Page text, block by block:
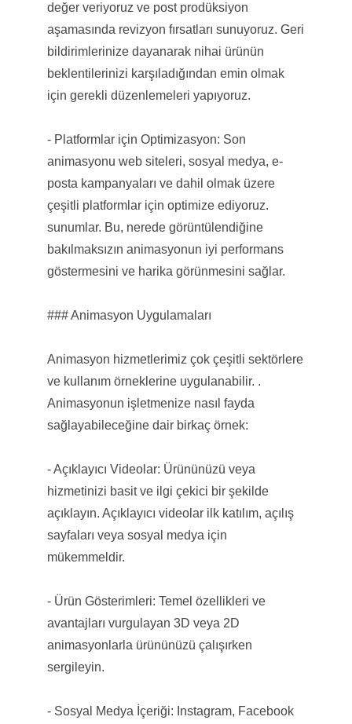
değer veriyoruz ve post prodüksiyon
aşamasında revizyon fırsatları sunuyoruz. Geri
bildirimlerinize dayanarak nihai ürünün
beklentilerinizi karşıladığından emin olmak
için gerekli düzenlemeleri yapıyoruz.
- Platformlar için Optimizasyon: Son
animasyonu web siteleri, sosyal medya, e-
posta kampanyaları ve dahil olmak üzere
çeşitli platformlar için optimize ediyoruz.
sunumlar. Bu, nerede görüntülendiğine
bakılmaksızın animasyonun iyi performans
göstermesini ve harika görünmesini sağlar.
### Animasyon Uygulamaları
Animasyon hizmetlerimiz çok çeşitli sektörlere
ve kullanım örneklerine uygulanabilir. .
Animasyonun işletmenize nasıl fayda
sağlayabileceğine dair birkaç örnek:
- Açıklayıcı Videolar: Ürününüzü veya
hizmetinizi basit ve ilgi çekici bir şekilde
açıklayın. Açıklayıcı videolar ilk katılım, açılış
sayfaları veya sosyal medya için
mükemmeldir.
- Ürün Gösterimleri: Temel özellikleri ve
avantajları vurgulayan 3D veya 2D
animasyonlarla ürününüzü çalışırken
sergileyin.
- Sosyal Medya İçeriği: Instagram, Facebook